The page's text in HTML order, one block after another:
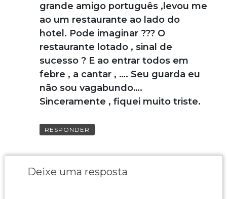
grande amigo português ,levou me
ao um restaurante ao lado do
hotel. Pode imaginar ??? O
restaurante lotado , sinal de
sucesso ? E ao entrar todos em
febre , a cantar , …. Seu guarda eu
não sou vagabundo….
Sinceramente , fiquei muito triste.
RESPONDER
Deixe uma resposta